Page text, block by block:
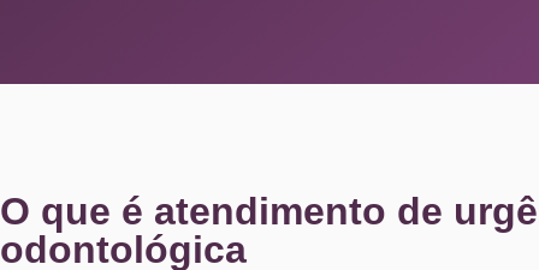
O que é atendimento de
odontológica